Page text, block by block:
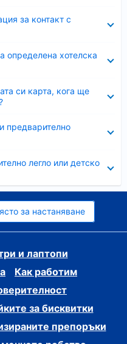
за контакт с
определена хотелска
си карта, кога ще
предварително
легло или детско
за настаняване
и лаптопи
Как работим
за бисквитки
препоръки